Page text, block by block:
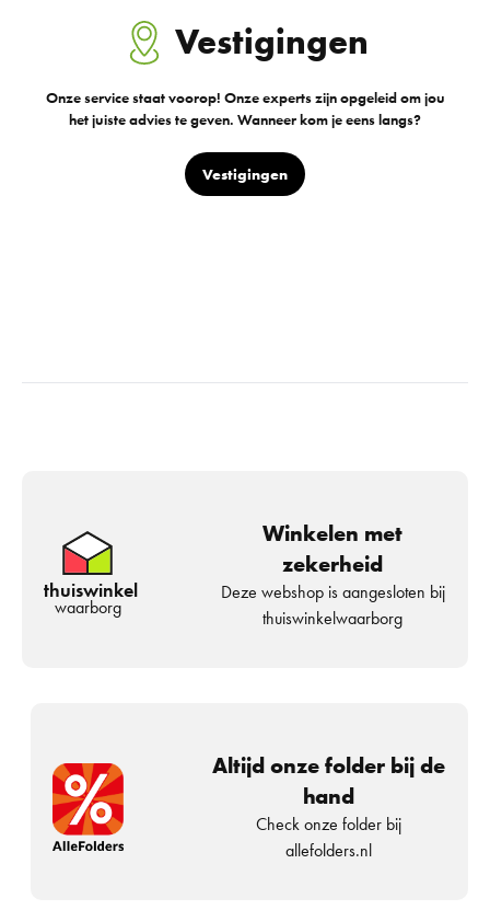
Vestigingen
Onze service staat voorop! Onze experts zijn opgeleid om jou
het juiste advies te geven. Wanneer kom je eens langs?
Vestigingen
thuiswinkel
waarborg
Winkelen met
zekerheid
Deze webshop is aangesloten bij
thuiswinkelwaarborg
Altijd onze folder bij de
hand
Check onze folder bij
allefolders.nl